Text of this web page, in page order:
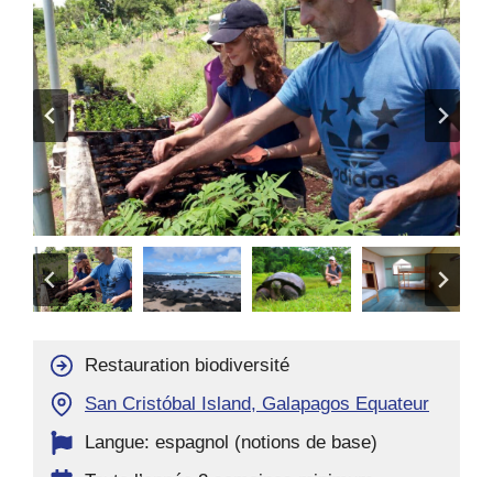
Restauration biodiversité
San Cristóbal Island, Galapagos Equateur
Langue: espagnol (notions de base)